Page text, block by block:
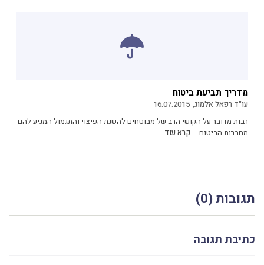
מדריך תביעת ביטוח
עו"ד רפאל אלמוג, 16.07.2015
רבות מדובר על הקושי הרב של מבוטחים להשגת הפיצוי והתגמול המגיע להם
מחברות הביטוח. ...קרא עוד
תגובות (0)
כתיבת תגובה